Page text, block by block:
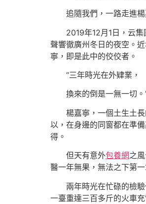
追隨我們，一路走進楊
2019年12月1日，云集
聲響徹廣州冬日的夜空。
寧，即是此中的佼佼者。
“三年時光在外肄業，
換來的倒是一無一切。
楊嘉寧，一個土生土長
以，在身邊的同窗都在準
得。
但天有意外包養網之
醫一年無果，無法之下第
兩年時光在忙碌的檢驗
一臺重達三百多斤的火車